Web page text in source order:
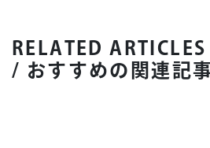
RELATED ARTICLES
/ おすすめの関連記